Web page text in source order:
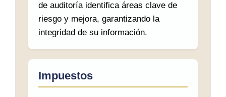
de auditoría identifica áreas clave de
riesgo y mejora, garantizando la
integridad de su información.
Impuestos